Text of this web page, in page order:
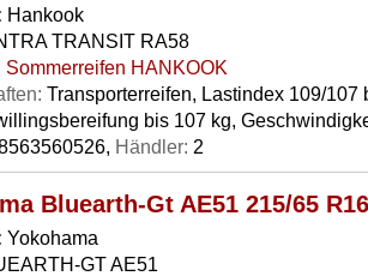
Hankook
TRANSIT RA58
Sommerreifen HANKOOK
Transporterreifen, Lastindex 109/
bis 107 kg,
Händler: 2
Bluearth-Gt AE51 215/65
Yokohama
GT AE51